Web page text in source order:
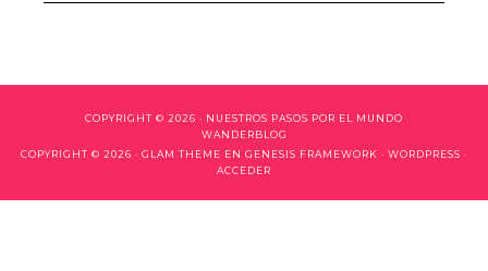
COPYRIGHT © 2026 · NUESTROS PASOS POR EL MUNDO
WANDERBLOG
COPYRIGHT © 2026 · GLAM THEME EN GENESIS FRAMEWORK · WORDPRESS ·
ACCEDER